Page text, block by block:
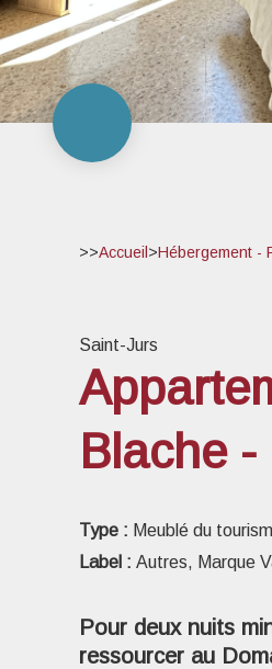
>>Accueil >Hébergement -
Saint-Jurs
Blache
Type : Meublé du
Label : Autres, Marque
Pour deux nuits
ressourcer au